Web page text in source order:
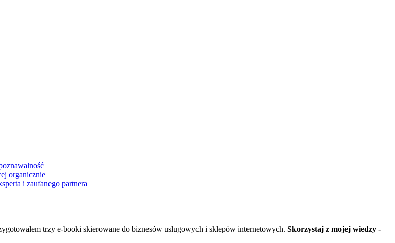
organicznie
i zaufanego partnera
trzy e-booki skierowane do biznesów usługowych i sklepów internetowych. Skorzystaj z mojej wiedzy -